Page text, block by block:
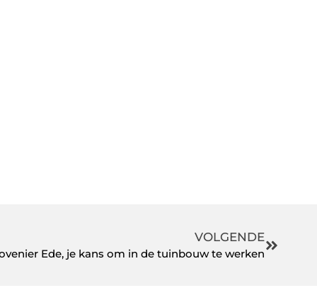
VOLGENDE
Ede, je kans om in de tuinbouw te werken